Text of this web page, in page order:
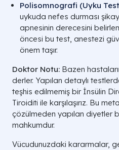
Polisomnografi (Uyku
uykuda nefes durması
apnesinin derecesini
öncesi bu test, anestezi
önem taşır.
Doktor Notu: Bazen
derler. Yapılan detaylı
teşhis edilmemiş bir İnsülin
Tiroiditi ile karşılaşırız. Bu
çözülmeden yapılan diyetler
mahkumdur.
Vücudunuzdaki kararmalar,